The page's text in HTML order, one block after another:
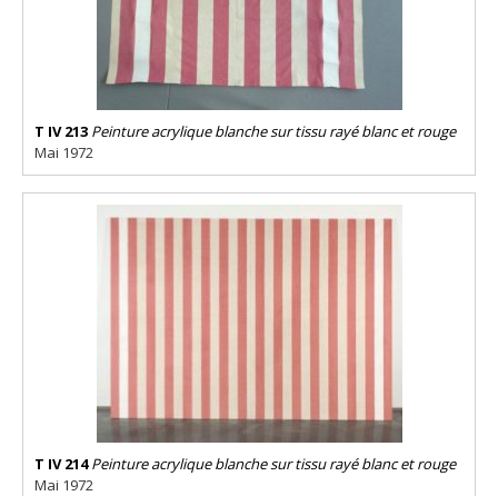
T IV 213 Peinture acrylique blanche sur tissu rayé blanc et rouge
Mai 1972
T IV 214 Peinture acrylique blanche sur tissu rayé blanc et rouge
Mai 1972